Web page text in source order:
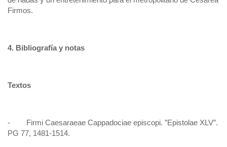
Firmos.
4. Bibliografía y notas
Textos
- Firmi Caesaraeae Cappadociae episcopi. ”Epistolae XLV”.
PG 77, 1481-1514.